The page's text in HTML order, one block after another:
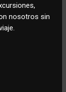
nosotros sin